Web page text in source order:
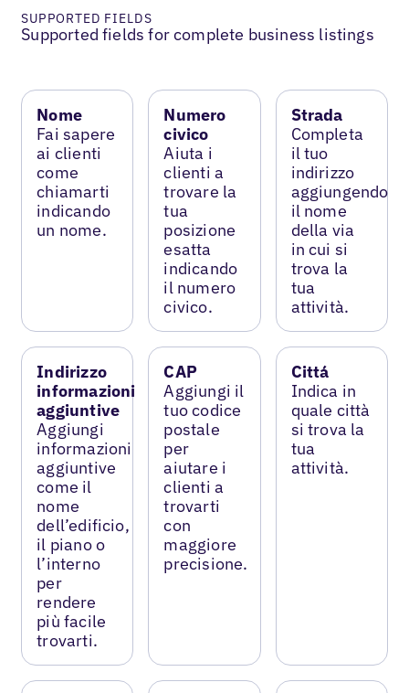
SUPPORTED FIELDS
Supported fields for complete business listings
Nome
Fai sapere
ai clienti
come
chiamarti
indicando
un nome.
Numero
civico
Aiuta i
clienti a
trovare la
tua
posizione
esatta
indicando
il numero
civico.
Strada
Completa
il tuo
indirizzo
aggiungendo
il nome
della via
in cui si
trova la
tua
attività.
Indirizzo
informazioni
aggiuntive
Aggiungi
informazioni
aggiuntive
come il
nome
dell’edificio,
il piano o
l’interno
per
rendere
più facile
trovarti.
CAP
Aggiungi il
tuo codice
postale
per
aiutare i
clienti a
trovarti
con
maggiore
precisione.
Cittá
Indica in
quale città
si trova la
tua
attività.